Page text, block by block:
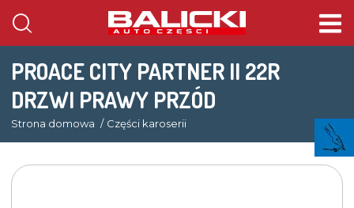
PROACE CITY PARTNER II 22R
DRZWI PRAWY PRZÓD
Strona domowa Części karoserii